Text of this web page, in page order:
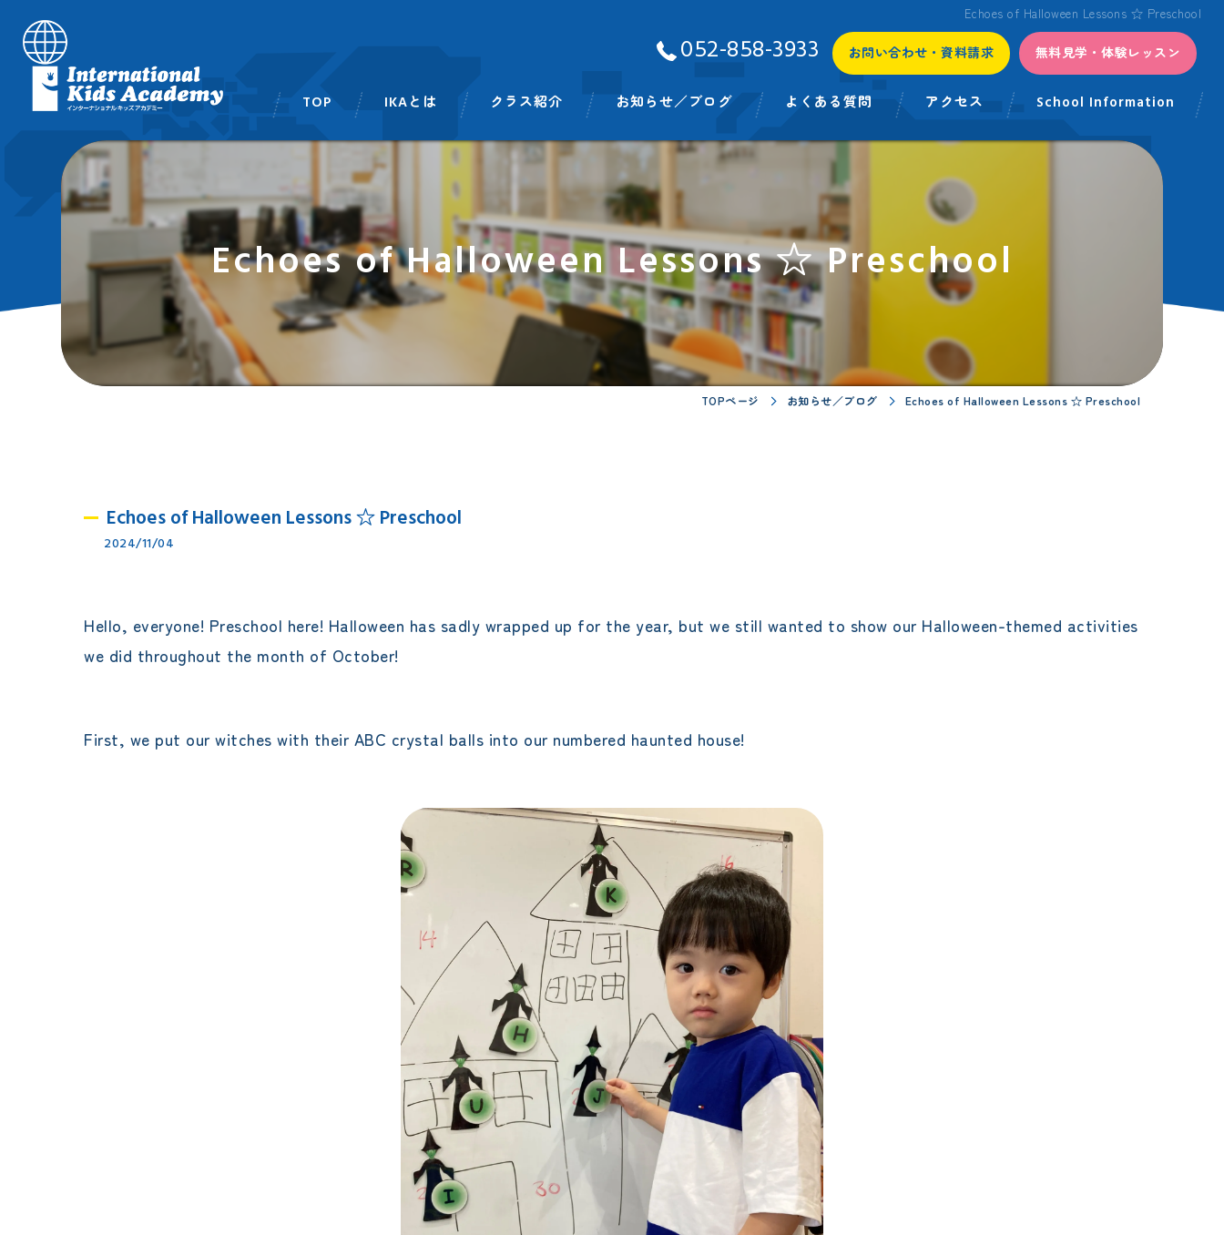
Echoes of Halloween Lessons ☆ Preschool
052-858-3933 お問い合わせ・資料請求 無料見学・体験レッスン
TOP IKAとは
スタッフ
クラス紹介
ベビークラス
スモールキッズクラス
プリスクールクラス
キンディクラス
イングリッシュタイム
ビッグキッズイングリッシュタイム
お知らせ／ブログ よくある質問 アクセス School Information
Echoes of Halloween Lessons ☆ Preschool
TOPページ お知らせ／ブログ Echoes of Halloween Lessons ☆ Preschool
Echoes of Halloween Lessons ☆ Preschool
2024/11/04
Hello, everyone! Preschool here! Halloween has sadly wrapped up for the year, but we still wanted to show our Halloween-themed activities
we did throughout the month of October!
First, we put our witches with their ABC crystal balls into our numbered haunted house!